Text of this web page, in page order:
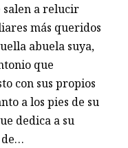
salen a relucir
más queridos
abuela suya,
que
con sus propios
a los pies de su
dedica a su